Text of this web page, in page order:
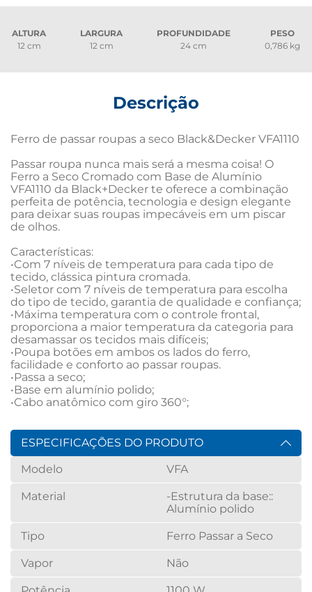
ALTURA
12 cm
LARGURA
12 cm
PROFUNDIDADE
24 cm
PESO
0,786 kg
Descrição
Ferro de passar roupas a seco Black&Decker VFA1110
Passar roupa nunca mais será a mesma coisa! O
Ferro a Seco Cromado com Base de Alumínio
VFA1110 da Black+Decker te oferece a combinação
perfeita de potência, tecnologia e design elegante
para deixar suas roupas impecáveis em um piscar
de olhos.
Características:
•Com 7 níveis de temperatura para cada tipo de
tecido, clássica pintura cromada.
•Seletor com 7 níveis de temperatura para escolha
do tipo de tecido, garantia de qualidade e confiança;
•Máxima temperatura com o controle frontal,
proporciona a maior temperatura da categoria para
desamassar os tecidos mais difíceis;
•Poupa botões em ambos os lados do ferro,
facilidade e conforto ao passar roupas.
•Passa a seco;
•Base em alumínio polido;
•Cabo anatômico com giro 360°;
ESPECIFICAÇÕES DO PRODUTO
Modelo
VFA
Material
-Estrutura da base::
Alumínio polido
Tipo Ferro Passar a Seco
Vapor Não